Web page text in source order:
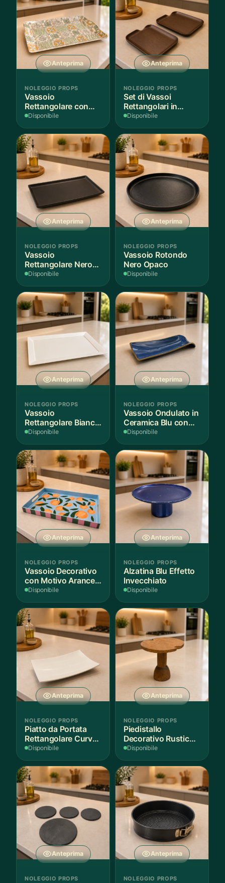
Anteprima
NOLEGGIO PROPS
Vassoio
Rettangolare con
Fantasia
Disponibile
Anteprima
NOLEGGIO PROPS
Set di Vassoi
Rettangolari in
Finitura Legno
Disponibile
Anteprima
NOLEGGIO PROPS
Vassoio
Rettangolare Nero
Opaco
Disponibile
Anteprima
NOLEGGIO PROPS
Vassoio Rotondo
Nero Opaco
Disponibile
Anteprima
NOLEGGIO PROPS
Vassoio
Rettangolare Bianco
per Scenografie
Disponibile
Anteprima
NOLEGGIO PROPS
Vassoio Ondulato in
Ceramica Blu con
Bordo Dorato
Disponibile
Anteprima
NOLEGGIO PROPS
Vassoio Decorativo
con Motivo Arance e
Foglie
Disponibile
Anteprima
NOLEGGIO PROPS
Alzatina Blu Effetto
Invecchiato
Disponibile
Anteprima
NOLEGGIO PROPS
Piatto da Portata
Rettangolare Curvo
Bianco
Disponibile
Anteprima
NOLEGGIO PROPS
Piedistallo
Decorativo Rustico
in Legno
Disponibile
Anteprima
NOLEGGIO PROPS
Anteprima
NOLEGGIO PROPS